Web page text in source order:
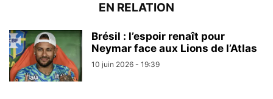
EN RELATION
Brésil : l’espoir renaît pour
Neymar face aux Lions de l’Atlas
10 juin 2026 - 19:39